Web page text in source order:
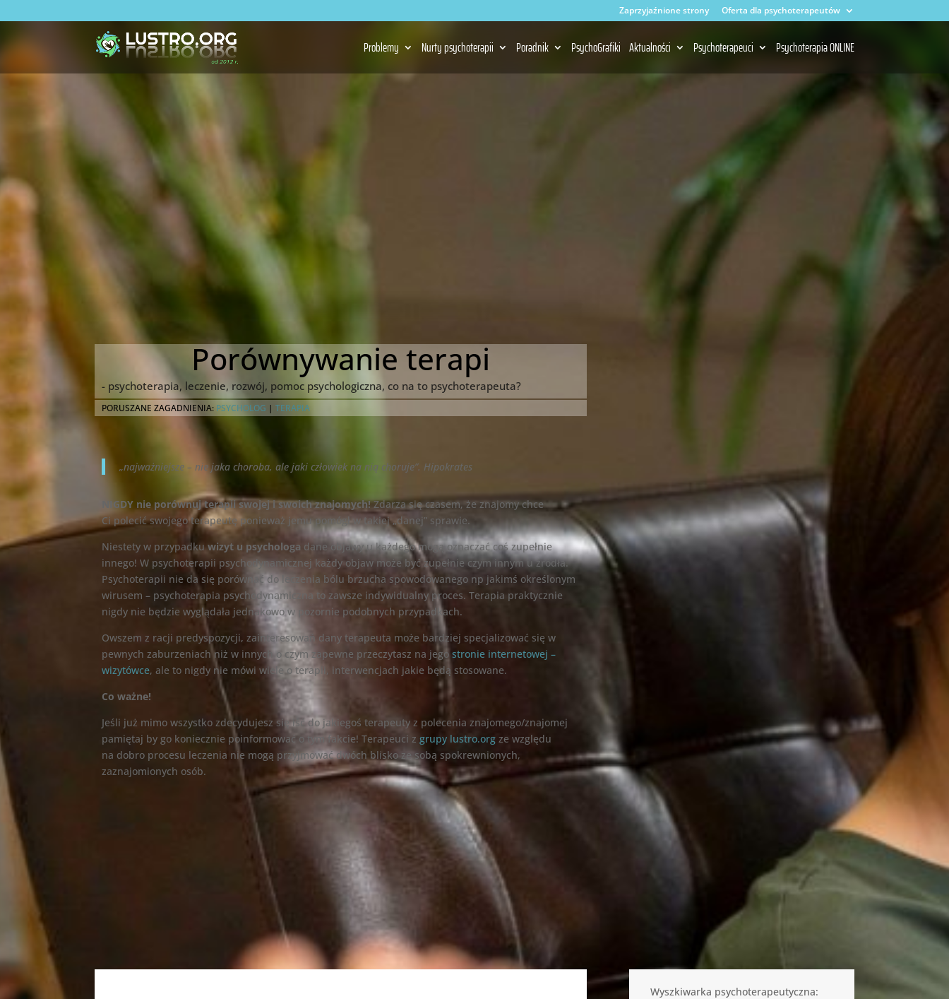
Zaprzyjaźnione strony Oferta dla psychoterapeutów
Problemy Nurty psychoterapii Poradnik PsychoGrafiki Aktualności Psychoterapeuci Psychoterapia ONLINE
Porównywanie terapi
- psychoterapia, leczenie, rozwój, pomoc psychologiczna, co na to psychoterapeuta?
PORUSZANE ZAGADNIENIA: PSYCHOLOG |TERAPIA
„najważniejsze – nie jaka choroba, ale jaki człowiek na nią choruje”. Hipokrates
NIGDY nie porównuj terapii swojej i swoich znajomych!Zdarza się czasem, że znajomy chce
Ci polecić swojego terapeutę ponieważ jemu pomógł w takiej „danej” sprawie.
Niestety w przypadkuwizyt u psychologa dane objawy u każdego mogą oznaczać coś zupełnie
innego! W psychoterapii psychodynamicznej każdy objaw może być zupełnie czym innym u źródła.
Psychoterapii nie da się porównać do leczenia bólu brzucha spowodowanego np jakimś określonym
wirusem – psychoterapia psychodynamiczna to zawsze indywidualny proces. Terapia praktycznie
nigdy nie będzie wyglądała jednakowo w pozornie podobnych przypadkach.
Owszem z racji predyspozycji, zainteresowań dany terapeuta może bardziej specjalizować się w
pewnych zaburzeniach niż w innych o czym zapewne przeczytasz na jegostronie internetowej –
wizytówce, ale to nigdy nie mówi wiele o terapii, interwencjach jakie będą stosowane.
Co ważne!
Jeśli już mimo wszystko zdecydujesz się iść do jakiegoś terapeuty z polecenia znajomego/znajomej
pamiętaj by go koniecznie poinformować o tym fakcie! Terapeuci zgrupy lustro.org ze względu
na dobro procesu leczenia nie mogą przyjmować dwóch blisko ze sobą spokrewnionych,
zaznajomionych osób.
Wyszkiwarka psychoterapeutyczna: